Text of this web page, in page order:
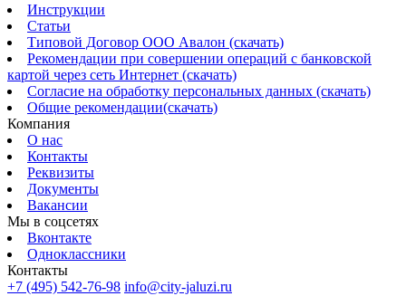
Инструкции
Статьи
Типовой Договор ООО Авалон (скачать)
Рекомендации при совершении операций с банковской
картой через сеть Интернет (скачать)
Согласие на обработку персональных данных (скачать)
Общие рекомендации(скачать)
Компания
О нас
Контакты
Реквизиты
Документы
Вакансии
Мы в соцсетях
Вконтакте
Одноклассники
Контакты
+7 (495) 542-76-98 info@city-jaluzi.ru